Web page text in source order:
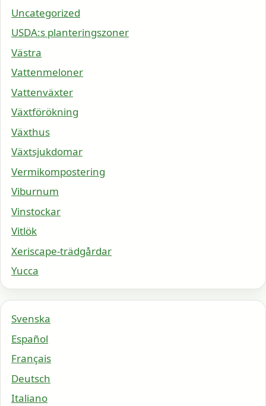
Uncategorized
USDA:s planteringszoner
Västra
Vattenmeloner
Vattenväxter
Växtförökning
Växthus
Växtsjukdomar
Vermikompostering
Viburnum
Vinstockar
Vitlök
Xeriscape-trädgårdar
Yucca
Svenska
Español
Français
Deutsch
Italiano